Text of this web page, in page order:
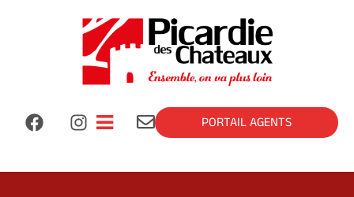
PORTAIL AGENTS